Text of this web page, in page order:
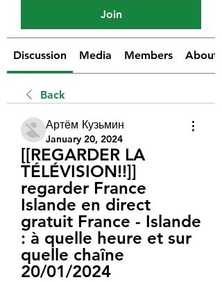
Join
Discussion Media Members About
Back
Артём Кузьмин
January 20, 2024
[[REGARDER LA
TÉLÉVISION!!]]
regarder France
Islande en direct
gratuit France - Islande
: à quelle heure et sur
quelle chaîne
20/01/2024